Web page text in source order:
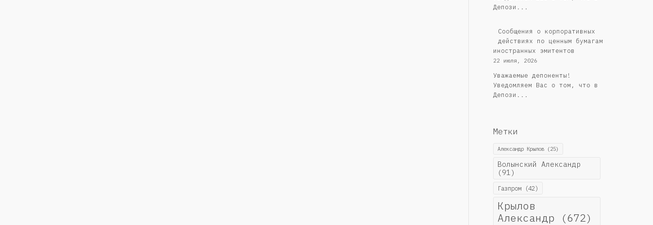
Депози...
Сообщения о корпоративных
действиях по ценным бумагам
иностранных эмитентов
22 июля, 2026
Уважаемые депоненты!
Уведомляем Вас о том, что в
Депози...
Метки
Александр Крылов(25)
Волынский Александр
(91)
Газпром(42)
Крылов
Александр (672)